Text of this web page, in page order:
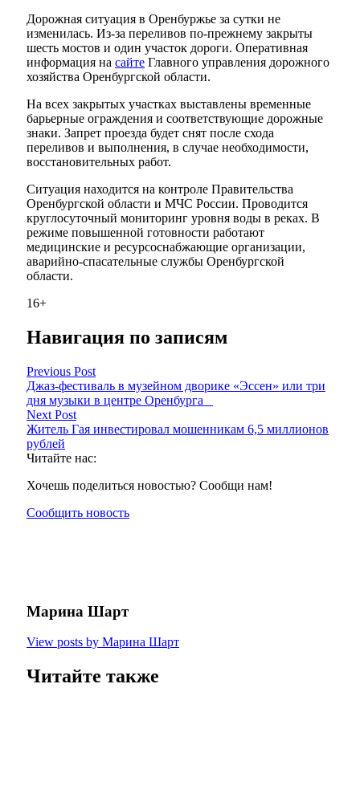
Дорожная ситуация в Оренбуржье за сутки не
изменилась. Из-за переливов по-прежнему закрыты
шесть мостов и один участок дороги. Оперативная
информация на сайте Главного управления дорожного
хозяйства Оренбургской области.
На всех закрытых участках выставлены временные
барьерные ограждения и соответствующие дорожные
знаки. Запрет проезда будет снят после схода
переливов и выполнения, в случае необходимости,
восстановительных работ.
Ситуация находится на контроле Правительства
Оренбургской области и МЧС России. Проводится
круглосуточный мониторинг уровня воды в реках. В
режиме повышенной готовности работают
медицинские и ресурсоснабжающие организации,
аварийно-спасательные службы Оренбургской
области.
16+
Навигация по записям
Previous Post
Джаз-фестиваль в музейном дворике «Эссен» или три
дня музыки в центре Оренбурга
Next Post
Житель Гая инвестировал мошенникам 6,5 миллионов
рублей
Читайте нас:
Хочешь поделиться новостью? Сообщи нам!
Сообщить новость
Марина Шарт
View posts by Марина Шарт
Читайте также